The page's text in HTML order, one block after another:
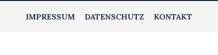
IMPRESSUM DATENSCHUTZ KONTAKT